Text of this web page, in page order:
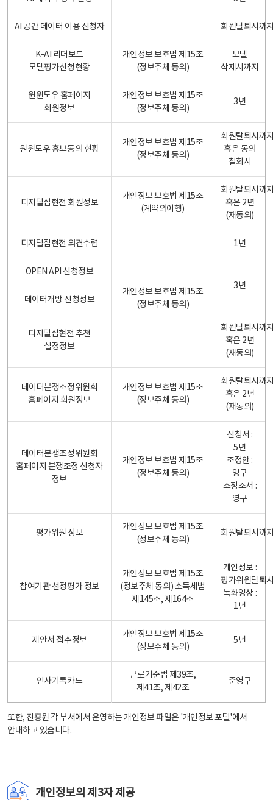
AI 공간 데이터 이용 신청자 회원탈퇴시까
K-AI 리더보드
모델평가신청현황
개인정보 보호법 제15조
(정보주체 동의)
모델
삭제시까지
원윈도우 홈페이지
회원정보
개인정보 보호법 제15조
(정보주체 동의)
3년
원윈도우 홍보동의 현황
개인정보 보호법 제15조
(정보주체 동의)
회원탈퇴시까
혹은 동의
철회시
디지털집현전 회원정보
개인정보 보호법 제15조
(계약의이행)
회원탈퇴시까
혹은 2년
(재동의)
디지털집현전 의견수렴
개인정보 보호법 제15조
(정보주체 동의)
1년
OPEN API 신청정보
3년
데이터개방 신청정보
디지털집현전 추천
설정정보
회원탈퇴시까
혹은 2년
(재동의)
데이터분쟁조정위원회
홈페이지 회원정보
개인정보 보호법 제15조
(정보주체 동의)
회원탈퇴시까
혹은 2년
(재동의)
데이터분쟁조정위원회
홈페이지 분쟁조정 신청자
정보
개인정보 보호법 제15조
(정보주체 동의)
신청서 :
5년
조정안 :
영구
조정조서 :
영구
평가위원 정보
개인정보 보호법 제15조
(정보주체 동의)
회원탈퇴시까
참여기관 선정평가 정보
개인정보 보호법 제15조
(정보주체 동의) 소득세법
제145조, 제164조
개인정보 :
평가위원탈퇴
녹화영상 :
1년
제안서 접수정보
개인정보 보호법 제15조
(정보주체 동의)
5년
인사기록카드
근로기준법 제39조,
제41조, 제42조
준영구
또한, 진흥원 각 부서에서 운영하는 개인정보 파일은 '개인정보 포털'에서
안내하고 있습니다.
개인정보의 제3자 제공